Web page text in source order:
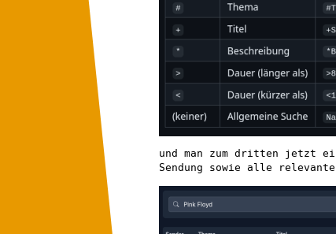
und man zum dritten jetzt
Sendung sowie alle